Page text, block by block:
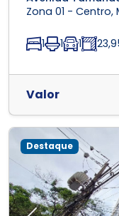
Zona 01 - Centro,
1 1 1
Valor
Destaque